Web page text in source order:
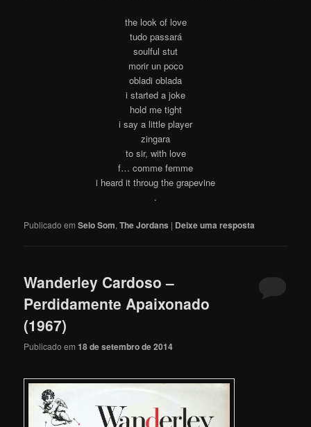
the look of love
tudo passará
soulful stut
morir un poco
obladi oblada
i started a joke
hold me tight
i say a little player
zingara
to sir, with love
f… comme femme
i heard it throug the grapevine
.
Publicado em Selo Som,The Jordans | Deixe uma resposta
Wanderley Cardoso –
Perdidamente Apaixonado
(1967)
Publicado em18 de setembro de 2014